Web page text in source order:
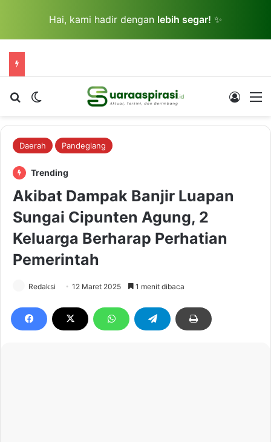
Hai, kami hadir dengan lebih segar! ✨
Cari berita...Switch skin Log In
Daerah Pandeglang
Trending
Akibat Dampak Banjir Luapan
Sungai Cipunten Agung, 2
Keluarga Berharap Perhatian
Pemerintah
Redaksi 12 Maret 2025 1 menit dibaca